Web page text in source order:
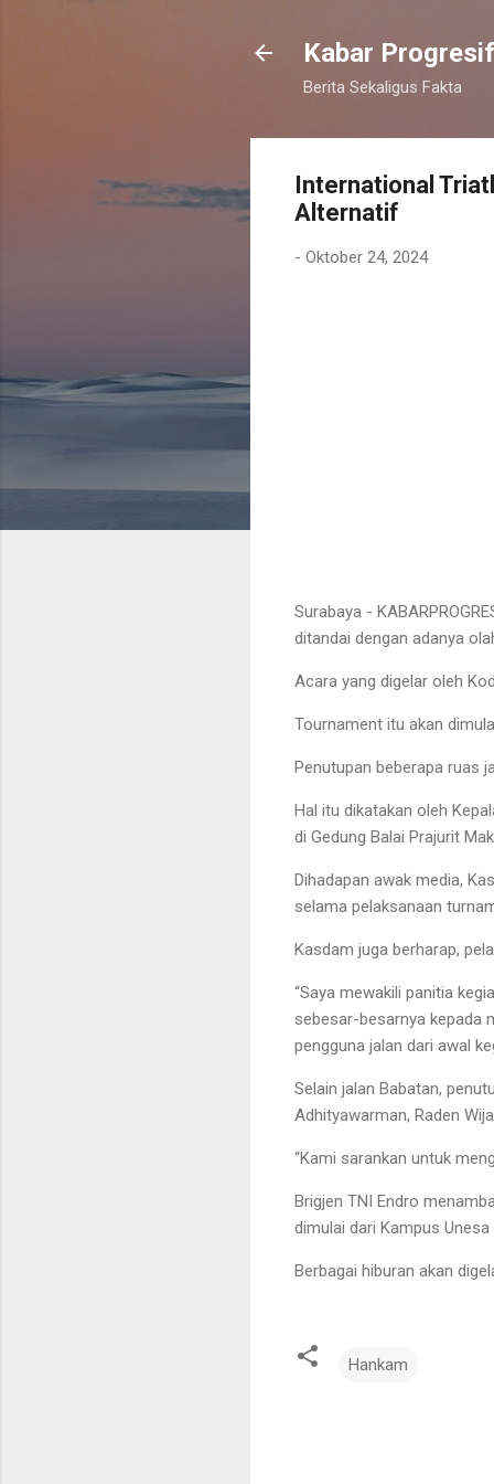
Kabar Progresif
Berita Sekaligus Fakta
International
Alternatif
- Oktober 24, 2024
Surabaya -
ditandai dengan adanya
Acara yang digelar oleh
Tournament itu akan
Penutupan beberapa ruas
Hal itu dikatakan oleh
di Gedung Balai Prajurit
Dihadapan awak media,
selama pelaksanaan
Kasdam juga berharap,
“Saya mewakili panitia
sebesar-besarnya kepada
pengguna jalan dari awal
Selain jalan Babatan,
Adhityawarman, Raden
“Kami sarankan untuk
Brigjen TNI Endro
dimulai dari Kampus
Berbagai hiburan akan
Hankam